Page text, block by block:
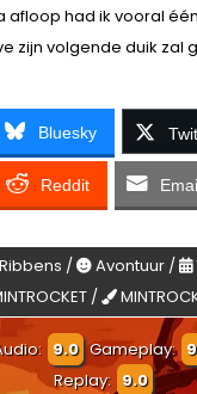
afloop had ik vooral
zijn volgende duik zal
Bluesky
Reddit
/ Avontuur /
/
9.0 Gameplay:
Replay: 9.0